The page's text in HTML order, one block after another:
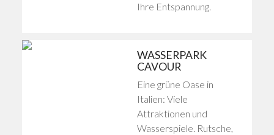
Ihre Entspannung.
WASSERPARK
CAVOUR
Eine grüne Oase in
Italien: Viele
Attraktionen und
Wasserspiele. Rutsche,